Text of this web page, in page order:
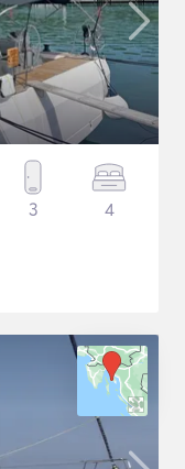
3 4